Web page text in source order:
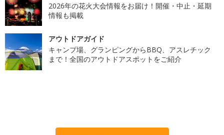
2026年の花火大会情報をお届け！開催・中止・延期
情報も掲載
アウトドアガイド
キャンプ場、グランピングからBBQ、アスレチック
まで！全国のアウトドアスポットをご紹介